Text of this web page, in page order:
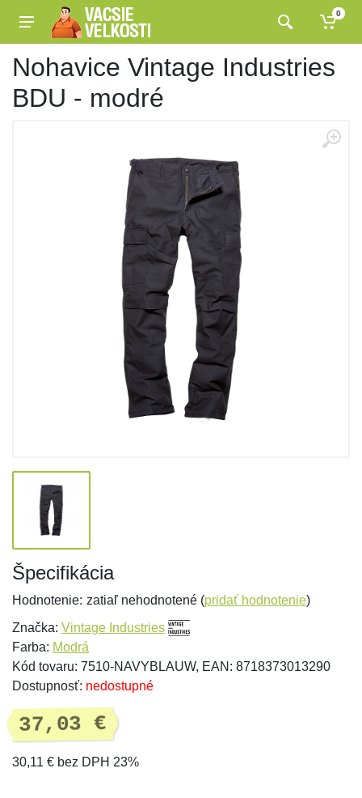
0
Nohavice Vintage Industries
BDU - modré
Špecifikácia
Hodnotenie: zatiaľ nehodnotené (pridať hodnotenie)
Značka: Vintage Industries
Farba: Modrá
Kód tovaru: 7510-NAVYBLAUW, EAN: 8718373013290
Dostupnosť: nedostupné
37,03 €
30,11 € bez DPH 23%